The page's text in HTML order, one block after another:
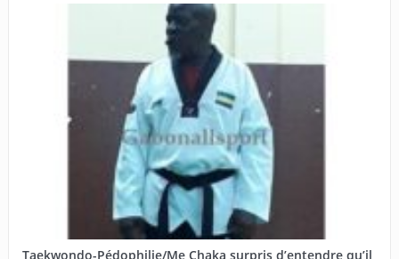
Taekwondo-Pédophilie/Me Chaka surpris d’entendre qu’il